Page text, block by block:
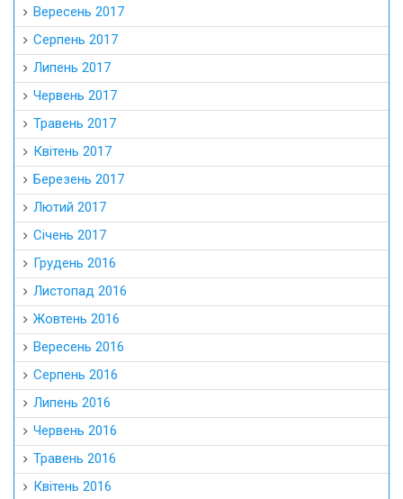
Вересень 2017
Серпень 2017
Липень 2017
Червень 2017
Травень 2017
Квітень 2017
Березень 2017
Лютий 2017
Січень 2017
Грудень 2016
Листопад 2016
Жовтень 2016
Вересень 2016
Серпень 2016
Липень 2016
Червень 2016
Травень 2016
Квітень 2016